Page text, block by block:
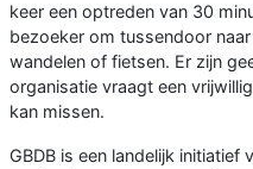
keer een optreden van 30
bezoeker om tussendoor
wandelen of fietsen. Er zijn
organisatie vraagt een
kan missen.
GBDB is een landelijk initiatief